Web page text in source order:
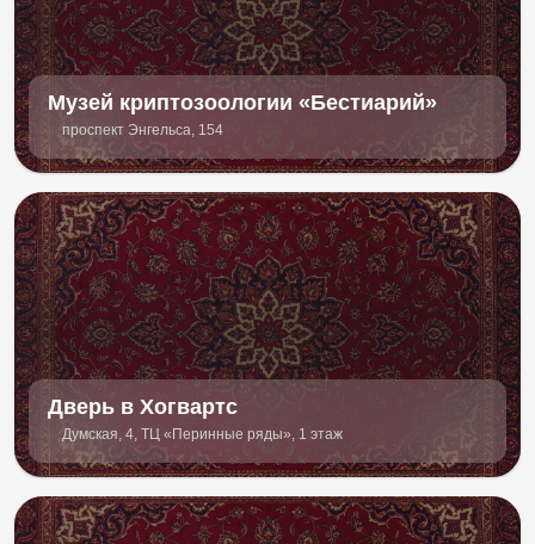
Музей криптозоологии «Бестиарий»
проспект Энгельса, 154
Дверь в Хогвартс
Думская, 4, ТЦ «Перинные ряды», 1 этаж